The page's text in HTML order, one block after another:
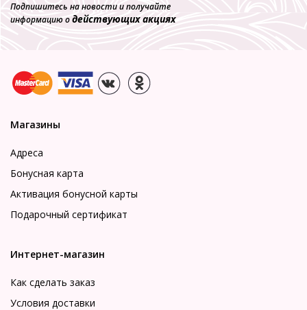
Подпишитесь на новости и получайте
информацию одействующих акциях
Магазины
Адреса
Бонусная карта
Активация бонусной карты
Подарочный сертификат
Интернет-магазин
Как сделать заказ
Условия доставки